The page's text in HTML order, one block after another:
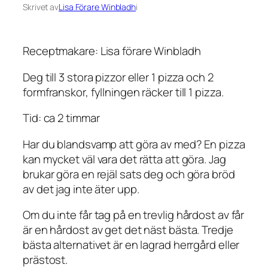
Skrivet avLisa Förare Winbladhi
Receptmakare: Lisa förare Winbladh
Deg till 3 stora pizzor eller 1 pizza och 2
formfranskor, fyllningen räcker till 1 pizza.
Tid: ca 2 timmar
Har du blandsvamp att göra av med? En pizza
kan mycket väl vara det rätta att göra. Jag
brukar göra en rejäl sats deg och göra bröd
av det jag inte äter upp.
Om du inte får tag på en trevlig hårdost av får
är en hårdost av get det näst bästa. Tredje
bästa alternativet är en lagrad herrgård eller
prästost.